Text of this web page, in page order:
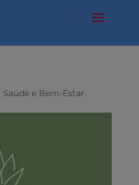
Saúde e Bem-Estar